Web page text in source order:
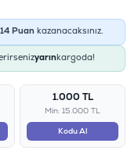
14 Puan kazanacaksınız.
yarınkargoda!
1.000 TL
Min: 15.000 TL
Kodu Al